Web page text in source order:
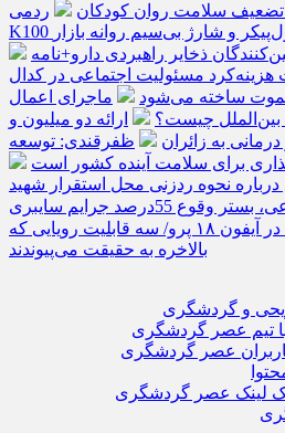
تضعیف سلامت روان کودکان
ردمی
K100 پرو مکس با باتری غول‌پیکر و شارژ بی‌سیم روانه بازار
ذخایر راهبردی دارو+نامه
هزینه‌کرد مسئولیت اجتماعی در کدال
ساخته می‌شود
ماجرای اعمال
ارائه دو میلیون و
ظفرقندی: توسعه
برای سلامت آینده کشور است
نحوه ردزنی محل استقرار شهید
هوش مصنوعی، بستر وقوع 55درصد جرایم سایبری
تحول بزرگ در آیفون ۱۸ پرو/ سه قابلیت رویایی که
بالاخره به حقیقت می‌پیوندند
و گردشگری
تیم عصر گردشگری
عصر گردشگری
بک لینک عصر گردشگری